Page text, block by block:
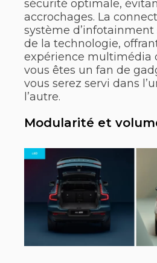
sécurité optimale,
accrochages. La
système
de la technologie,
expérience multimédia
vous êtes un fan de
vous serez servi dans
l’autre.
Modularité et